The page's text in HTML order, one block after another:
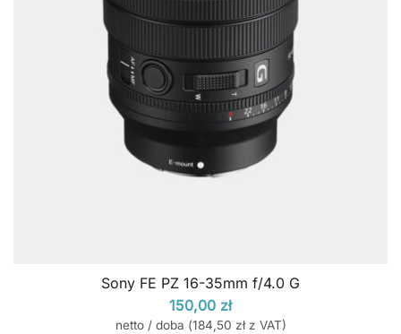
Sony FE PZ 16-35mm f/4.0 G
150,00 zł
netto / doba (184,50 złz VAT)